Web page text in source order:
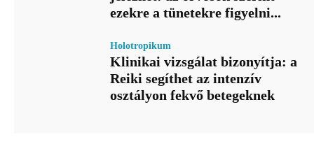
ezekre a tünetekre figyelni...
Holotropikum
Klinikai vizsgálat bizonyítja: a
Reiki segíthet az intenzív
osztályon fekvő betegeknek